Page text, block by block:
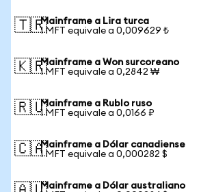
🇹🇷Mainframe a Lira turca
1 MFT equivale a 0,009629 ₺
🇰🇷Mainframe a Won surcoreano
1 MFT equivale a 0,2842 ₩
🇷🇺Mainframe a Rublo ruso
1 MFT equivale a 0,0166 ₽
🇨🇦Mainframe a Dólar canadiense
1 MFT equivale a 0,000282 $
Mainframe a Dólar australiano